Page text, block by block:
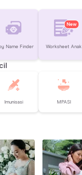
Name Finder
New
Worksheet Anak
Imunisasi MPASI